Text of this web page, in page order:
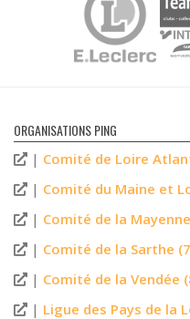
ORGANISATIONS PING
| Comité de Loire
| Comité du Maine et
| Comité de la
| Comité de la Sarthe
| Comité de la Vendée
| Ligue des Pays de la